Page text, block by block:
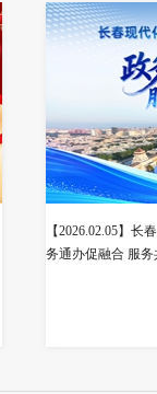
【2026.02.05】
务通办促融合 服